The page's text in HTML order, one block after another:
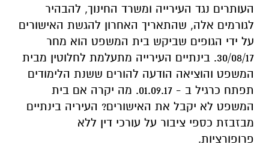
העותרים נגד העירייה ומשרד החינוך, להבהיר
לגורמים אלה, שהתאריך האחרון להגשת האישורים
על ידי הגופים שביקש בית המשפט הוא מחר
30/08/17. בינתיים העירייה מתעלמת לחלוטין מבית
המשפט והוציאה הודעה להורים ששנת הלימודים
תפתח כרגיל ב - 01.09.17. מה יקרה אם בית
המשפט לא יקבל את האישורים? העיריה בינתיים
מבזבזת כספי ציבור על עורכי דין ללא
פרופורציות.